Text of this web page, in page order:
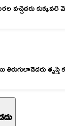
కుక్కవలె
తిరుగులాడెదరు